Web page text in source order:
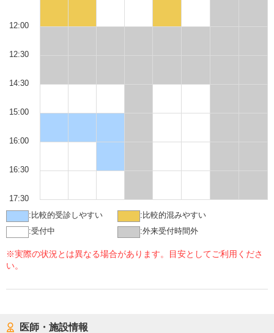
12:00
12:30
14:30
15:00
16:00
16:30
17:30
: 比較的受診しやすい : 比較的混みやすい
:受付中 :外来受付時間外
※実際の状況とは異なる場合があります。目安としてご利用くださ
い。
医師・施設情報